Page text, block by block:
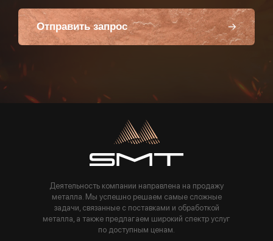
Отправить запрос
Пользуясь данной формой вы соглашаетесь с политикой компании
Деятельность компании направлена на продажу
металла. Мы успешно решаем самые сложные
задачи, связанные с поставками и обработкой
металла, а также предлагаем широкий спектр услуг
по доступным ценам.